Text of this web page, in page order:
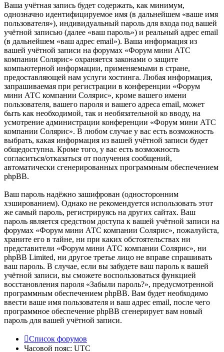
Ваша учётная запись будет содержать, как минимум,
однозначно идентифицируемое имя (в дальнейшем «ваше имя
пользователя»), индивидуальный пароль для входа под вашей
учётной записью (далее «ваш пароль») и реальный адрес email
(в дальнейшем «ваш адрес email»). Ваша информация из
вашей учётной записи на форумах «Форум мини АТС
компании Солярис» охраняется законами о защите
компьютерной информации, применяемыми в стране,
предоставляющей нам услуги хостинга. Любая информация,
запрашиваемая при регистрации в конференции «Форум
мини АТС компании Солярис», кроме вашего имени
пользователя, вашего пароля и вашего адреса email, может
быть как необходимой, так и необязательной ко вводу, на
усмотрение администрации конференции «Форум мини АТС
компании Солярис». В любом случае у вас есть возможность
выбрать, какая информация из вашей учётной записи будет
общедоступна. Кроме того, у вас есть возможность
согласиться/отказаться от получения сообщений,
автоматически сгенерированных программным обеспечением
phpBB.
Ваш пароль надёжно зашифрован (односторонним
хэшированием). Однако не рекомендуется использовать этот
же самый пароль, регистрируясь на других сайтах. Ваш
пароль является средством доступа к вашей учётной записи на
форумах «Форум мини АТС компании Солярис», пожалуйста,
храните его в тайне, ни при каких обстоятельствах ни
представители «Форум мини АТС компании Солярис», ни
phpBB Limited, ни другое третье лицо не вправе спрашивать
ваш пароль. В случае, если вы забудете ваш пароль к вашей
учётной записи, вы сможете воспользоваться функцией
восстановления пароля «Забыли пароль?», предусмотренной
программным обеспечением phpBB. Вам будет необходимо
ввести ваше имя пользователя и ваш адрес email, после чего
программное обеспечение phpBB сгенерирует вам новый
пароль для вашей учётной записи.
Список форумов
Часовой пояс: UTC